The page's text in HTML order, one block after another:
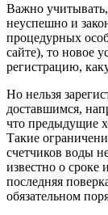
Важно
неуспешно и
процедурных
сайте), то новое
регистрацию,
Но нельзя
доставшимся,
что предыдущие
Такие
счетчиков воды
известно о сроке
последняя
обязательном